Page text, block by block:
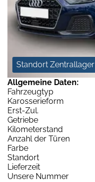
Standort Zentrallager
Allgemeine Daten:
Fahrzeugtyp
Karosserieform
Erst-Zul.
Getriebe
Kilometerstand
Anzahl der Türen
Farbe
Standort
Lieferzeit
Unsere Nummer